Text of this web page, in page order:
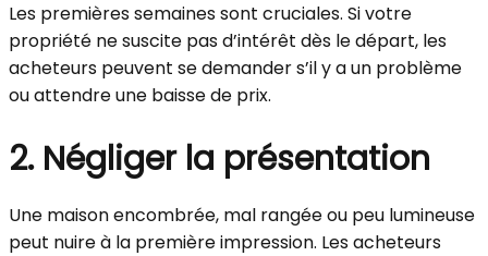
Les premières semaines sont cruciales. Si votre
propriété ne suscite pas d’intérêt dès le départ, les
acheteurs peuvent se demander s’il y a un problème
ou attendre une baisse de prix.
2. Négliger la présentation
Une maison encombrée, mal rangée ou peu lumineuse
peut nuire à la première impression. Les acheteurs